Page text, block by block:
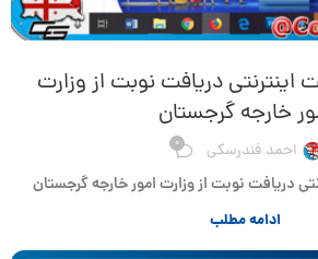
اینترنتی دریافت نوبت از وزارت
خارجه گرجستان
احمد فندرسکی 0
دریافت نوبت از وزارت امور خارجه گرجستان
ادامه مطلب